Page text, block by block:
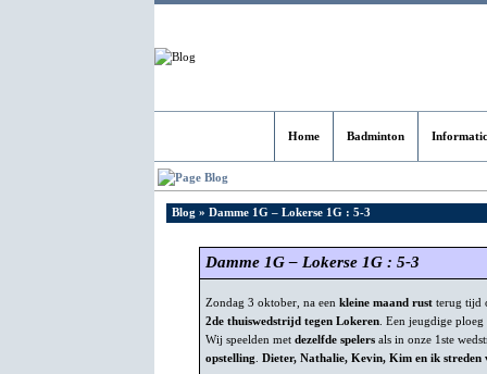
Home Badminton
Blog
Blog » Damme 1G – Lokerse 1G : 5-3
Damme 1G – Lokerse 1G : 5-3
Zondag 3 oktober, na een kleine maand rust terug tijd
2de thuiswedstrijd tegen Lokeren . Een jeugdige
Wij speelden met dezelfde spelers als in onze 1ste
opstelling Dieter, Nathalie, Kevin, Kim en ik streden